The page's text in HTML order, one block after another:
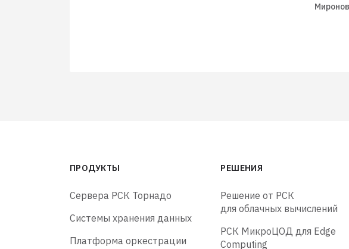
ПРОДУКТЫ
Сервера РСК Торнадо
Системы хранения данных
Платформа оркестрации
РЕШЕНИЯ
Решение от РСК
для облачных вычислений
РСК МикроЦОД для Edge
Computing